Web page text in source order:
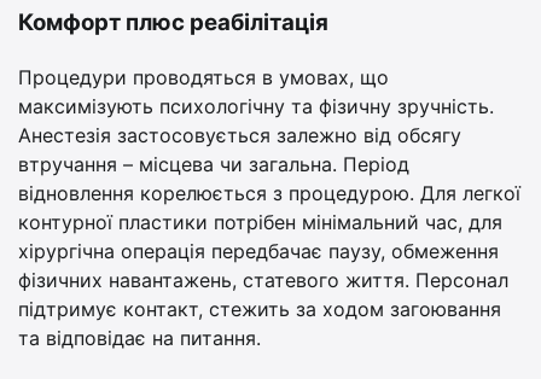
Комфорт плюс реабілітація
Процедури проводяться в умовах, що
максимізують психологічну та фізичну зручність.
Анестезія застосовується залежно від обсягу
втручання – місцева чи загальна. Період
відновлення корелюється з процедурою. Для легкої
контурної пластики потрібен мінімальний час, для
хірургічна операція передбачає паузу, обмеження
фізичних навантажень, статевого життя. Персонал
підтримує контакт, стежить за ходом загоювання
та відповідає на питання.